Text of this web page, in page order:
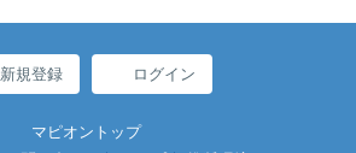
新規登録 ログイン
マピオントップ